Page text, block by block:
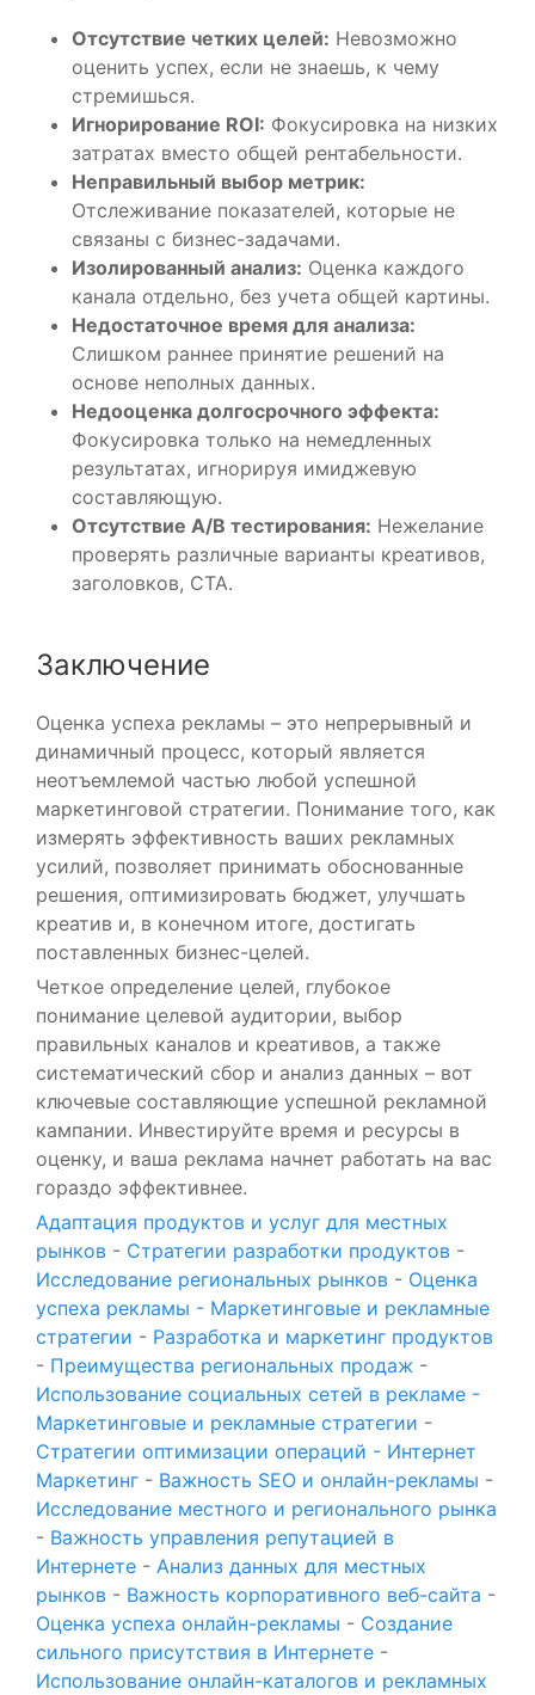
Отсутствие четких целей: Невозможно
оценить успех, если не знаешь, к чему
стремишься.
Игнорирование ROI: Фокусировка на низких
затратах вместо общей рентабельности.
Неправильный выбор метрик:
Отслеживание показателей, которые не
связаны с бизнес-задачами.
Изолированный анализ: Оценка каждого
канала отдельно, без учета общей картины.
Недостаточное время для анализа:
Слишком раннее принятие решений на
основе неполных данных.
Недооценка долгосрочного эффекта:
Фокусировка только на немедленных
результатах, игнорируя имиджевую
составляющую.
Отсутствие A/B тестирования: Нежелание
проверять различные варианты креативов,
заголовков, CTA.
Заключение
Оценка успеха рекламы – это непрерывный и
динамичный процесс, который является
неотъемлемой частью любой успешной
маркетинговой стратегии. Понимание того, как
измерять эффективность ваших рекламных
усилий, позволяет принимать обоснованные
решения, оптимизировать бюджет, улучшать
креатив и, в конечном итоге, достигать
поставленных бизнес-целей.
Четкое определение целей, глубокое
понимание целевой аудитории, выбор
правильных каналов и креативов, а также
систематический сбор и анализ данных – вот
ключевые составляющие успешной рекламной
кампании. Инвестируйте время и ресурсы в
оценку, и ваша реклама начнет работать на вас
гораздо эффективнее.
Адаптация продуктов и услуг для местных
рынков - Стратегии разработки продуктов -
Исследование региональных рынков - Оценка
успеха рекламы - Маркетинговые и рекламные
стратегии - Разработка и маркетинг продуктов
- Преимущества региональных продаж -
Использование социальных сетей в рекламе -
Маркетинговые и рекламные стратегии -
Стратегии оптимизации операций - Интернет
Маркетинг - Важность SEO и онлайн-рекламы -
Исследование местного и регионального рынка
- Важность управления репутацией в
Интернете - Анализ данных для местных
рынков - Важность корпоративного веб-сайта -
Оценка успеха онлайн-рекламы - Создание
сильного присутствия в Интернете -
Использование онлайн-каталогов и рекламных